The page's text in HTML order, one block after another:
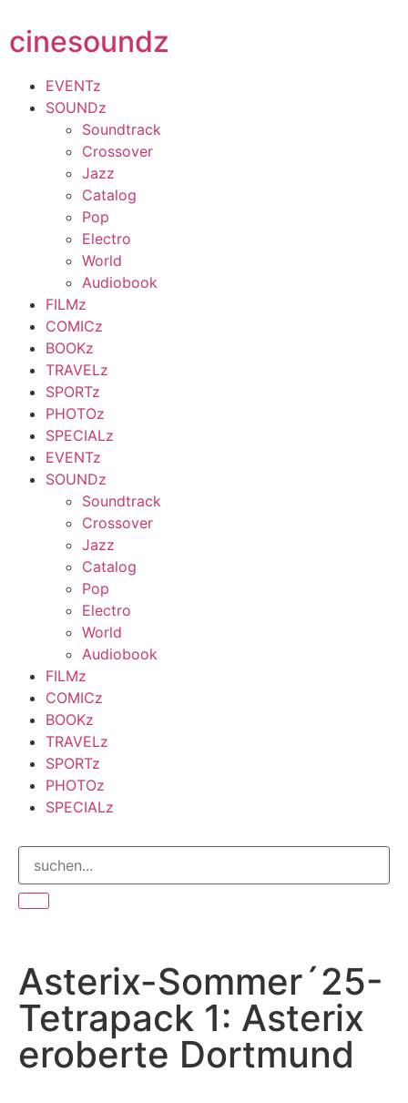
cinesoundz
EVENTz
SOUNDz
Soundtrack
Crossover
Jazz
Catalog
Pop
Electro
World
Audiobook
FILMz
COMICz
BOOKz
TRAVELz
SPORTz
PHOTOz
SPECIALz
EVENTz
SOUNDz
Soundtrack
Crossover
Jazz
Catalog
Pop
Electro
World
Audiobook
FILMz
COMICz
BOOKz
TRAVELz
SPORTz
PHOTOz
SPECIALz
Asterix-Sommer´25-
Tetrapack 1: Asterix
eroberte Dortmund